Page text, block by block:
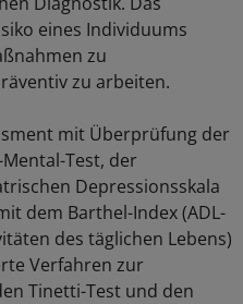
eines Individuums
zu
zu arbeiten.
mit Überprüfung der
Test, der
Depressionsskala
dem Barthel-Index (ADL-
des täglichen Lebens)
Verfahren zur
Tinetti-Test und den